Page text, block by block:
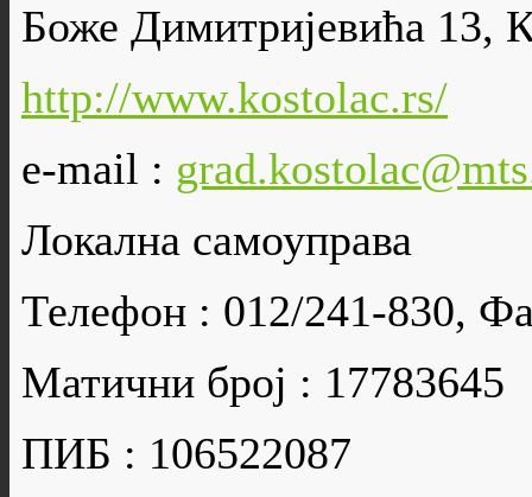
Боже Димитријевића 13,
http://www.kostolac.rs/
e-mail :
Локална самоуправа
Телефон : 012/241-830,
Матични број : 17783645
ПИБ : 106522087